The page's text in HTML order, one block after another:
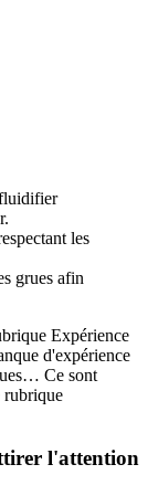
les
grues afin
Expérience
d'expérience
Ce sont
rubrique
l'attention